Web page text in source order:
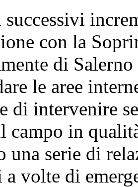
con la
di
le aree
di intervenire
campo in
una serie di
volte di